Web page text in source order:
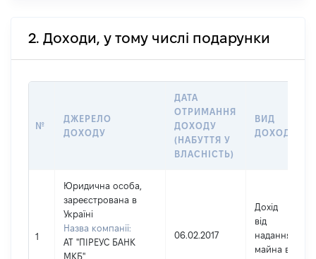
2. Доходи, у тому числі подарунки
№
ДЖЕРЕЛО
ДОХОДУ
ДАТА
ОТРИМАННЯ
ДОХОДУ
(НАБУТТЯ У
ВЛАСНІСТЬ)
ВИД
ДОХОДУ
1
Юридична особа,
зареєстрована в
Україні
Назва компанії:
АТ "ПІРЕУС БАНК
МКБ"
06.02.2017
Дохід
від
надання
майна в